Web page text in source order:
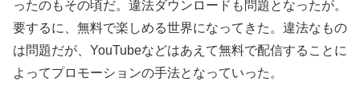
ったのもその頃だ。違法ダウンロードも問題となったが。
要するに、無料で楽しめる世界になってきた。違法なもの
は問題だが、YouTubeなどはあえて無料で配信することに
よってプロモーションの手法となっていった。